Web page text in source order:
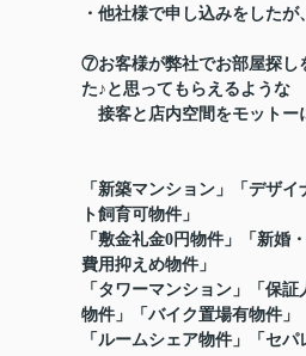
・他社様で申し込みをしたが
⑦お客様が弊社でお部屋探し
た♪と思ってもらえるような
接客と店内空間をモットー
「新築マンション」「デザ
ト飼育可物件」
「敷金礼金0円物件」「新婚
費用抑えめ物件」
「タワーマンション」「保
物件」「バイク置場有物件」
「ルームシェア物件」「セ